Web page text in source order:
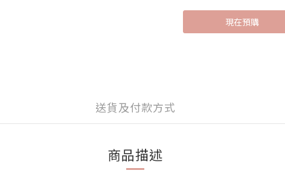
現在預購
送貨及付款方式
商品描述